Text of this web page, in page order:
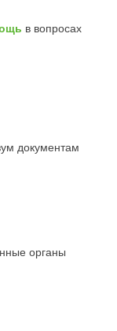
в вопросах
документам
органы